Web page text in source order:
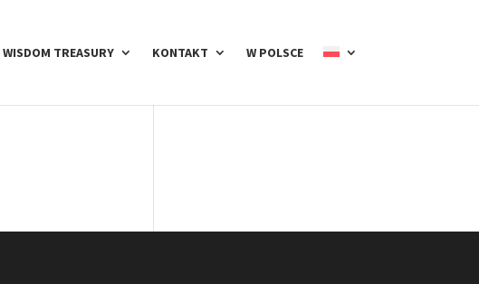
WISDOM TREASURY KONTAKT W POLSCE